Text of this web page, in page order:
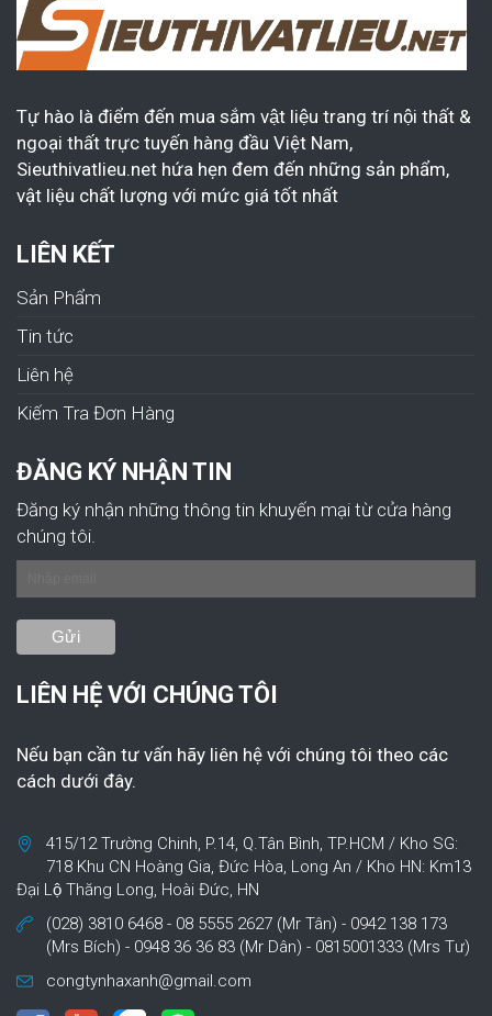
Tự hào là điểm đến mua sắm vật liệu trang trí nội thất &
ngoại thất trực tuyến hàng đầu Việt Nam,
Sieuthivatlieu.net hứa hẹn đem đến những sản phẩm,
vật liệu chất lượng với mức giá tốt nhất
LIÊN KẾT
Sản Phẩm
Tin tức
Liên hệ
Kiếm Tra Đơn Hàng
ĐĂNG KÝ NHẬN TIN
Đăng ký nhận những thông tin khuyến mại từ cửa hàng
chúng tôi.
LIÊN HỆ VỚI CHÚNG TÔI
Nếu bạn cần tư vấn hãy liên hệ với chúng tôi theo các
cách dưới đây.
415/12 Trường Chinh, P.14, Q.Tân Bình, TP.HCM / Kho SG:
718 Khu CN Hoàng Gia, Đức Hòa, Long An / Kho HN: Km13
Đại Lộ Thăng Long, Hoài Đức, HN
(028) 3810 6468 - 08 5555 2627 (Mr Tân) - 0942 138 173
(Mrs Bích) - 0948 36 36 83 (Mr Dân) - 0815001333 (Mrs Tư)
congtynhaxanh@gmail.com